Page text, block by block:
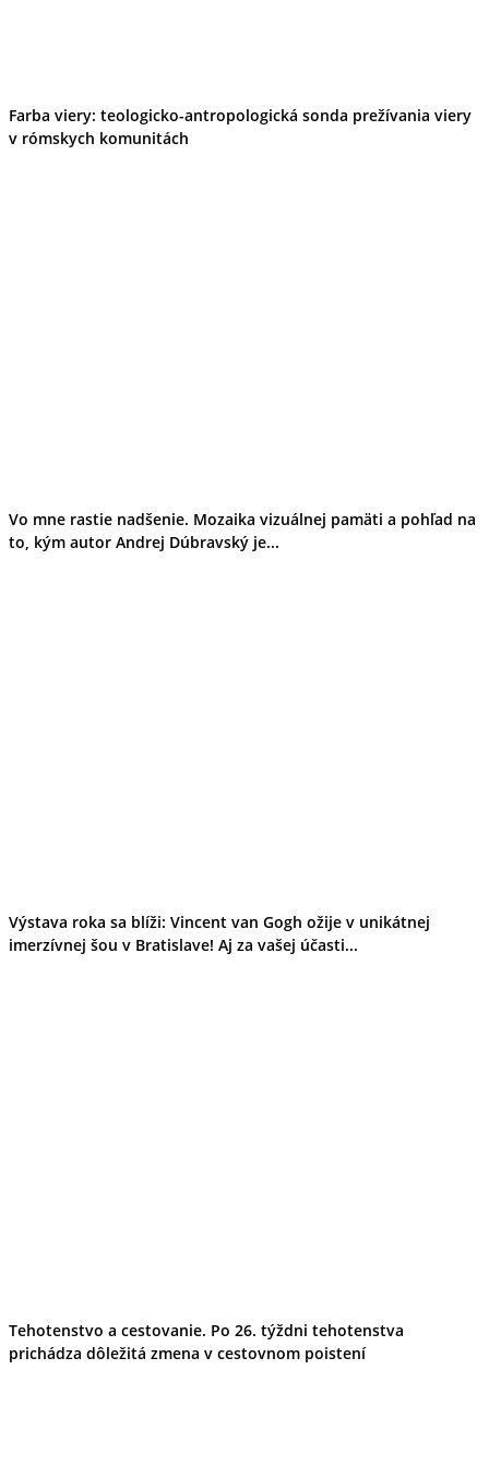
Farba viery: teologicko-antropologická sonda prežívania viery
v rómskych komunitách
Vo mne rastie nadšenie. Mozaika vizuálnej pamäti a pohľad na
to, kým autor Andrej Dúbravský je...
Výstava roka sa blíži: Vincent van Gogh ožije v unikátnej
imerzívnej šou v Bratislave! Aj za vašej účasti...
Tehotenstvo a cestovanie. Po 26. týždni tehotenstva
prichádza dôležitá zmena v cestovnom poistení